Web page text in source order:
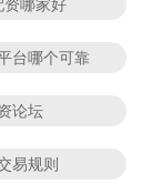
资哪家好
台哪个可靠
论坛
易规则